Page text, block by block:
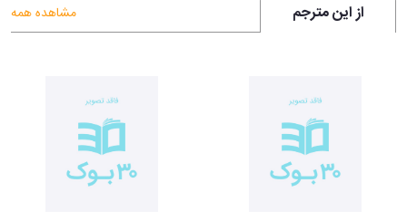
از این مترجم مشاهده همه